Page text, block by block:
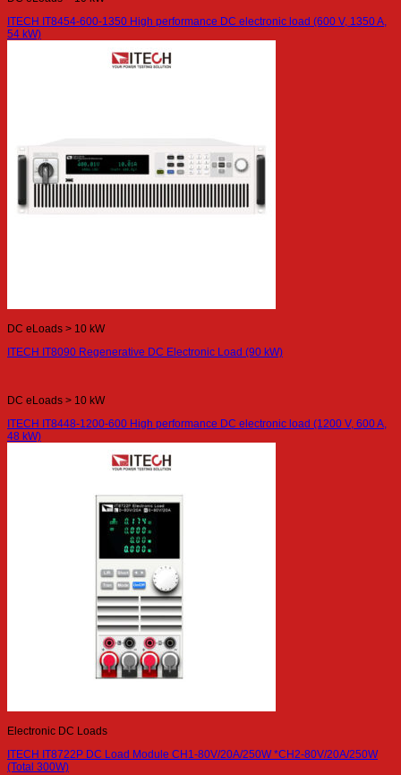
ITECH IT8454-600-1350 High performance DC electronic load (600 V, 1350 A,
54 kW)
DC eLoads > 10 kW
ITECH IT8090 Regenerative DC Electronic Load (90 kW)
DC eLoads > 10 kW
ITECH IT8448-1200-600 High performance DC electronic load (1200 V, 600 A,
48 kW)
Electronic DC Loads
ITECH IT8722P DC Load Module CH1-80V/20A/250W *CH2-80V/20A/250W
(Total 300W)